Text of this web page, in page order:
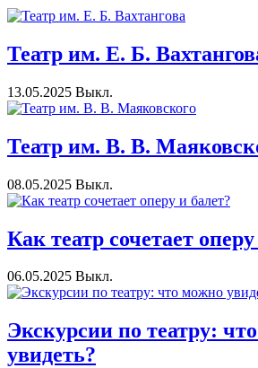
Театр им. Е. Б.
13.05.2025 Выкл.
Театр им. В. В.
08.05.2025 Выкл.
Как театр сочетает
06.05.2025 Выкл.
Экскурсии по театру:
увидеть?